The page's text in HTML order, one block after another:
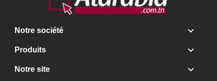
Notre société 
Produits 
Notre site 